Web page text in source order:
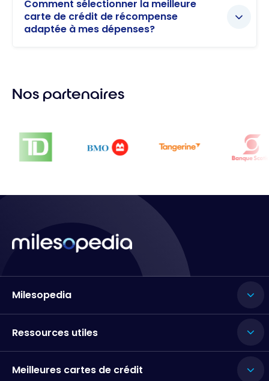
Comment sélectionner la meilleure
carte de crédit de récompense
adaptée à mes dépenses?
Nos partenaires
Milesopedia
Ressources utiles
Meilleures cartes de crédit